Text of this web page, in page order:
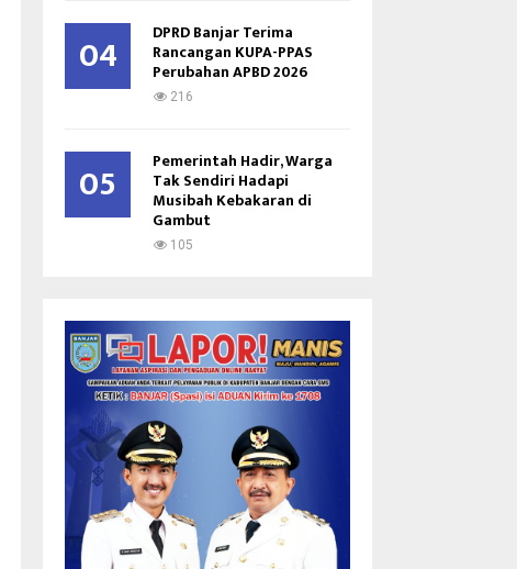
04 DPRD Banjar Terima
Rancangan KUPA-PPAS
Perubahan APBD 2026
216
05 Pemerintah Hadir, Warga
Tak Sendiri Hadapi
Musibah Kebakaran di
Gambut
105